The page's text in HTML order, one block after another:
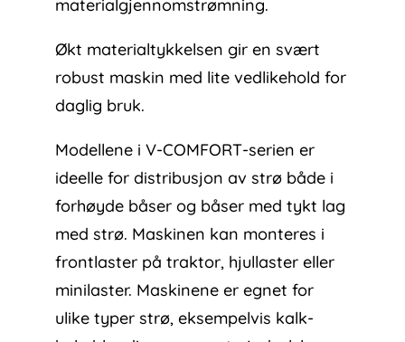
materialgjennomstrømning.
Økt materialtykkelsen gir en svært
robust maskin med lite vedlikehold for
daglig bruk.
Modellene i V-COMFORT-serien er
ideelle for distribusjon av strø både i
forhøyde båser og båser med tykt lag
med strø. Maskinen kan monteres i
frontlaster på traktor, hjullaster eller
minilaster. Maskinene er egnet for
ulike typer strø, eksempelvis kalk-